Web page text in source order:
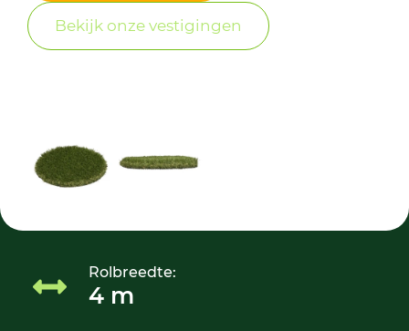
Bekijk onze vestigingen
Rolbreedte:
4 m